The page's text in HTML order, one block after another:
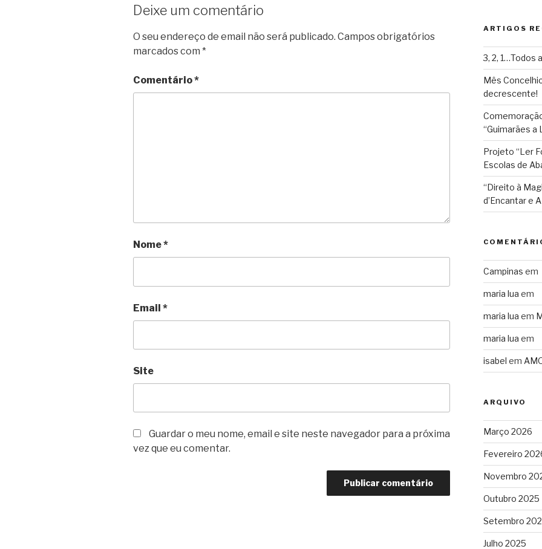
l
Deixe um comentário
O seu endereço de email não será publicado. Campos obrigatórios
marcados com *
Comentário*
Nome*
Email *
Site
Guardar o meu nome, email e site neste navegador para a próxima
vez que eu comentar.
ARTIGOS
3, 2, 1…Todos
Mês
decrescente!
“Guimarães a
Projeto “Ler
Escolas de
“Direito à
d’Encantar e
Campinas em
maria lua em
maria lua em
maria lua em
isabel em
ARQUIVO
Março 2026
Fevereiro
Novembro
Outubro 2025
Setembro
Julho 2025